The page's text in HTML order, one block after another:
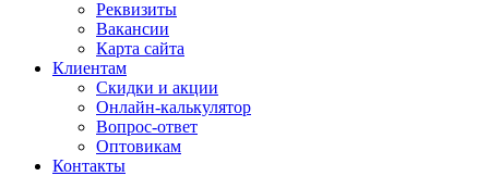
Реквизиты
Вакансии
Карта сайта
Клиентам
Скидки и акции
Онлайн-калькулятор
Вопрос-ответ
Оптовикам
Контакты